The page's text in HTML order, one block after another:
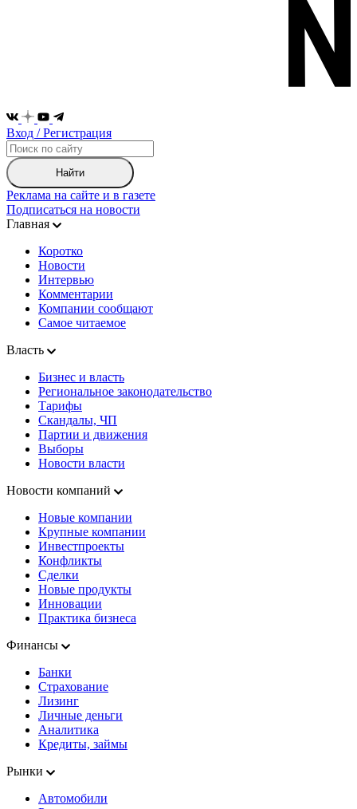
Вход / Регистрация
Найти
Реклама на сайте и в газете
Подписаться на новости
Главная
Коротко
Новости
Интервью
Комментарии
Компании сообщают
Самое читаемое
Власть
Бизнес и власть
Региональное законодательство
Тарифы
Скандалы, ЧП
Партии и движения
Выборы
Новости власти
Новости компаний
Новые компании
Крупные компании
Инвестпроекты
Конфликты
Сделки
Новые продукты
Инновации
Практика бизнеса
Финансы
Банки
Страхование
Лизинг
Личные деньги
Аналитика
Кредиты, займы
Рынки
Автомобили